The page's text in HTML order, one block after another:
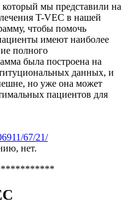
который мы представили на
T-VEC в нашей
чтобы помочь
имеют наиболее
полного
была построена на
данных, и
но уже она может
пациентов для
67/21/
нет.